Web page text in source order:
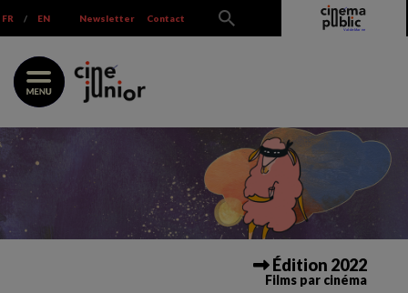
to
content
FR / EN Newsletter Contact
Édition 2022
Films par cinéma